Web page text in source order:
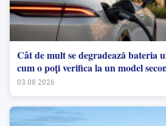
Cât de mult se degradează bateria
cum o poți verifica la un model
03.08.2026